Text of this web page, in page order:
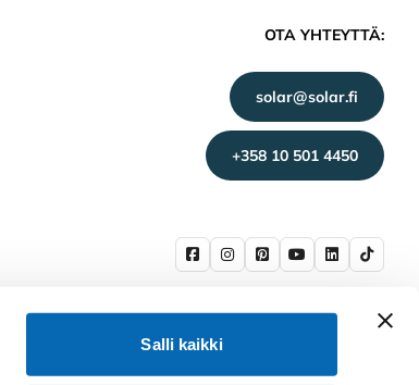
Salli kaikki
OTA YHTEYTTÄ:
solar@solar.fi
+358 10 501 4450